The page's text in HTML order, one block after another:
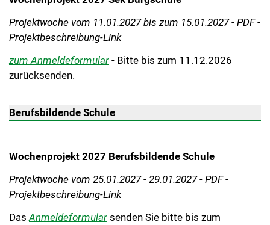
Projektwoche vom 11.01.2027 bis zum 15.01.2027 - PDF -
Projektbeschreibung-Link
zum Anmeldeformular - Bitte bis zum 11.12.2026
zurücksenden.
Berufsbildende Schule
Wochenprojekt 2027 Berufsbildende Schule
Projektwoche vom 25.01.2027 - 29.01.2027 - PDF -
Projektbeschreibung-Link
Das Anmeldeformular senden Sie bitte bis zum